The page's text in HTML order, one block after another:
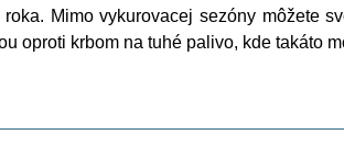
Mimo vykurovacej sezóny môžete
oproti krbom na tuhé palivo, kde takáto